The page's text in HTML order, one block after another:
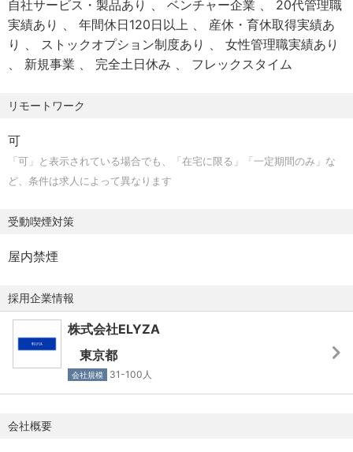
域の実課題に適用可能な形に翻訳・カスタマイズする
・大手企業のパートナーとともに、現場に根付く社会実装
を実現し、新たな価値を生み出す
・コンサルタントやソフトウェアエンジニアと協働し、ユ
・チーム横断的に知見共有や仕組み化を進め、再現性のあ
る社会実装の加速に貢献する
【本ポジションの魅力】
研究と社会実装の狭間で、LLMを含む先端技術を価値ある
・「Applied Research」の最前線：論文・研究成果をその
まま適用するのではなく、社会実装に繋げる面白さ
改善までコミットできる裁量と責任
・社会的インパクト：大手企業や行政機関など社会影響力
の大きい顧客とのプロジェクト
・多様なキャリア： 研究開発チームと実装プロジェクトを
横断する体制で、柔軟なキャリア形成が可能
セキュリティ意識を高く保ちつつ、利用可能な場面では
【就業場所】
◆本社または自宅（変更の範囲なし）
※転勤はありません
◆リモート/出社自由選択（出社回数規定/制限なし）
ELYZAはリモートワークを福利厚生ではなく、「成果を最
大化するための手段」と捉えています。成果という目的に
ています。
北海道・沖縄・愛知などからフルリモートで働いている
人、出社メインの人など、多様な働き方を実現していま
また同時に、メンバーのコミュニケーション促進のための
出社推奨日を設けるなど、各々が負担のない範囲で交流・
相互理解を深める工夫をしています。
【試用期間】
■ドメイン特化モデル開発
・特定ドメイン（行政・医療・金融等）のデータを用いた
LLMのファインチューニング・継続事前学習の経験
・ドメイン特化タスクに対するベンチマーク構築・評価・
・ドメイン特有のデータ形式の理解と前処理の実装経験
■ドメイン固有のデータ解析
・機密性の高い文書の匿名化・構造化・情報抽出などのテ
キスト処理システムの開発経験
測モデル構築の経験
テムの開発経験
■AIエージェント
・AI Agent/Multi Agent Systemの設計・実装経験
・Tool Use/Function Calling/MCP等を活用した外部ツー
ル、Agent間連携
・Agentic WorkflowやAgentic RAGの構築
■LLM軽量化・最適化・リアルタイム推論
自社サービス・製品あり ベンチャー企業
20代管理職
実績あり
年間休日120日以上
産休・育休取得実績あ
り
ストックオプション制度あり
女性管理職実績あり
新規事業
完全土日休み フレックスタイム
リモートワーク
可
「可」と表示されている場合でも、「在宅に限る」「一定期間のみ」な
ど、条件は求人によって異なります
受動喫煙対策
屋内禁煙
採用企業情報
株式会社ELYZA
東京都
会社規模 31-100人
会社概要